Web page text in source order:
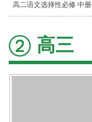
高二语文选择性必修 中册
编版)
高三